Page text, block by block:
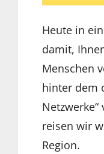
Heute in
damit,
Menschen
hinter dem
reisen wir
Region.